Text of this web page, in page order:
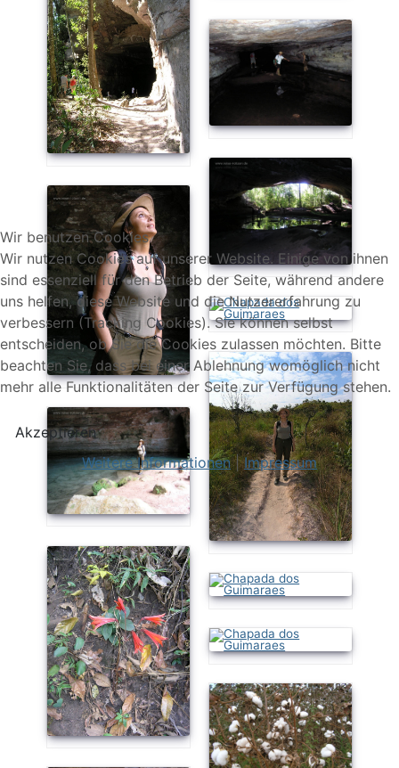
Wir benutzen Cookies
Wir nutzen Cookies auf unserer Website. Einige von ihnen
sind essenziell für den Betrieb der Seite, während andere
uns helfen, diese Website und die Nutzererfahrung zu
verbessern (Tracking Cookies). Sie können selbst
entscheiden, ob Sie die Cookies zulassen möchten. Bitte
beachten Sie, dass bei einer Ablehnung womöglich nicht
mehr alle Funktionalitäten der Seite zur Verfügung stehen.
Akzeptieren
Weitere Informationen|Impressum